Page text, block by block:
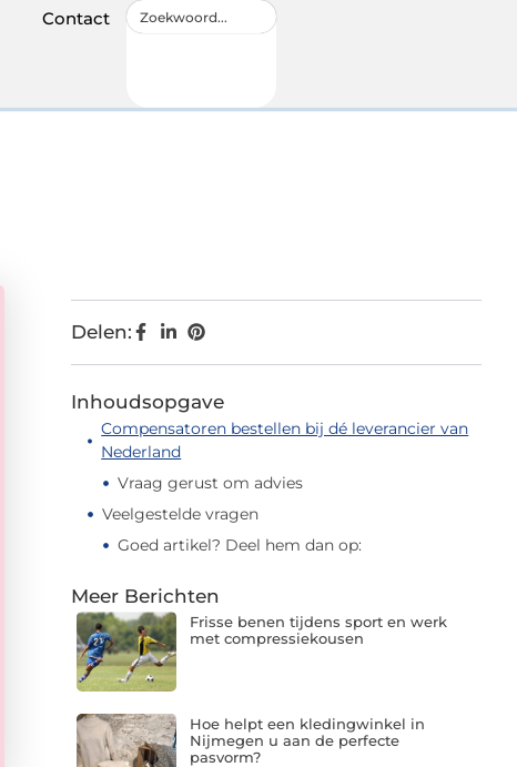
Contact
Delen:
Inhoudsopgave
Compensatoren bestellen bij dé leverancier van
Nederland
Vraag gerust om advies
Veelgestelde vragen
Goed artikel? Deel hem dan op:
Meer Berichten
Frisse benen tijdens sport en werk
met compressiekousen
Hoe helpt een kledingwinkel in
Nijmegen u aan de perfecte
pasvorm?